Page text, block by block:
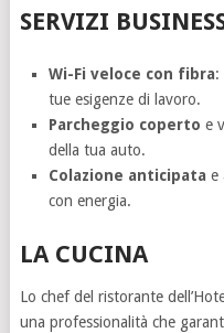
SERVIZI
Wi-Fi veloce con fibra:
tue esigenze di lavoro.
Parcheggio coperto e
della tua auto.
Colazione anticipata e
con energia.
LA CUCINA
Lo chef del ristorante
una professionalità che